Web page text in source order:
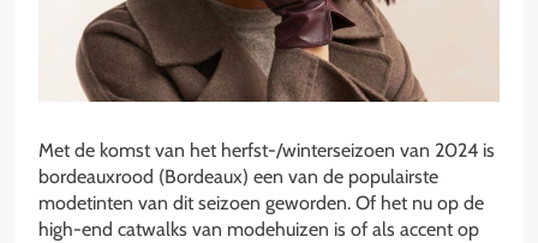
Met de komst van het herfst-/winterseizoen van 2024 is
bordeauxrood (Bordeaux) een van de populairste
modetinten van dit seizoen geworden. Of het nu op de
high-end catwalks van modehuizen is of als accent op